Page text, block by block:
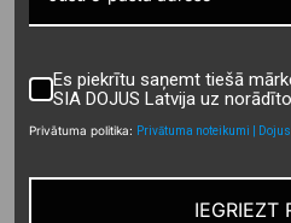
Es piekrītu saņemt tiešā
SIA DOJUS Latvija uz
Privātuma politika: Privātuma noteikumi |
IEGRIEZT